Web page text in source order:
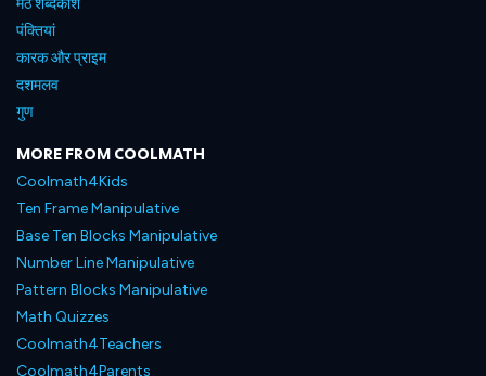
मठ शब्दकोश
पंक्तियां
कारक और प्राइम
दशमलव
गुण
MORE FROM COOLMATH
Coolmath4Kids
Ten Frame Manipulative
Base Ten Blocks Manipulative
Number Line Manipulative
Pattern Blocks Manipulative
Math Quizzes
Coolmath4Teachers
Coolmath4Parents